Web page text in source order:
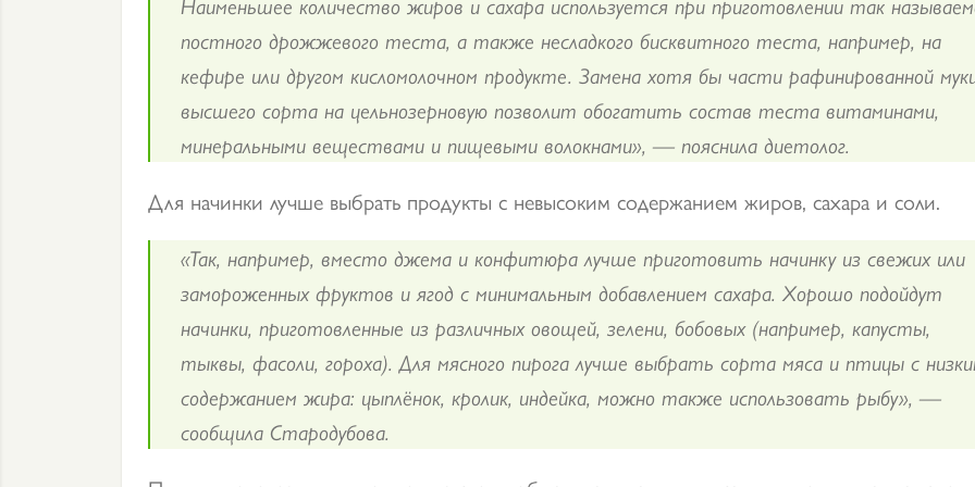
постного дрожжевого теста, а также несладкого бисквитного теста, например, на
кефире или другом кисломолочном продукте. Замена хотя бы части рафинированной
высшего сорта на цельнозерновую позволит обогатить состав теста витаминами,
минеральными веществами и пищевыми волокнами», — пояснила диетолог.
Для начинки лучше выбрать продукты с невысоким содержанием жиров, сахара и соли.
«Так, например, вместо джема и конфитюра лучше приготовить начинку из свежих или
замороженных фруктов и ягод с минимальным добавлением сахара. Хорошо подойдут
начинки, приготовленные из различных овощей, зелени, бобовых (например, капусты,
тыквы, фасоли, гороха). Для мясного пирога лучше выбрать сорта мяса и птицы с
содержанием жира: цыплёнок, кролик, индейка, можно также использовать рыбу», —
сообщила Стародубова.